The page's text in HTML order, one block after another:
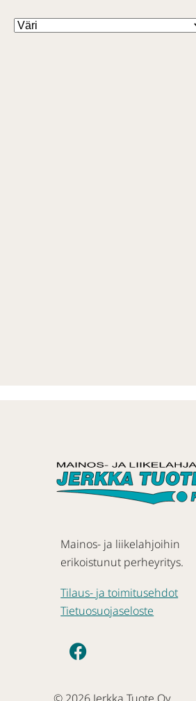
Mainos- ja liikelahjoihin
erikoistunut perheyritys.
Tilaus- ja toimitusehdot
Tietuosuojaseloste